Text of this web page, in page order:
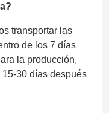
transportar las
de los 7 días
la producción,
30 días después